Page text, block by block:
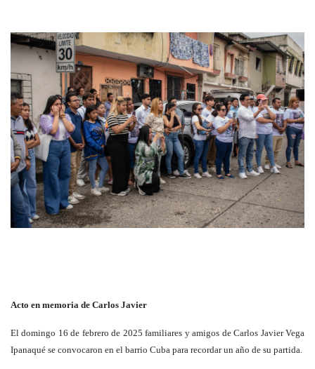
Acto en memoria de Carlos Javier
El domingo 16 de febrero de 2025 familiares y amigos de Carlos Javier Vega
Ipanaqué se convocaron en el barrio Cuba para recordar un año de su partida.